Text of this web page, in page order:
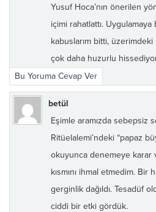
Yusuf Hoca’nın önerilen
içimi rahatlattı. Uygulamaya
kabuslarım bitti, üzerimdeki
çok daha huzurlu
Bu Yoruma Cevap Ver
betül
Eşimle aramızda sebepsiz
Ritüelalemi’ndeki “papaz
okuyunca denemeye karar
kısmını ihmal etmedim.
gerginlik dağıldı. Tesadüf
ciddi bir etki gördük.